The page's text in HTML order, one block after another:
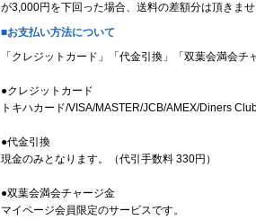
が3,000円を下回った場合、送料の差額分は頂きませ
■お支払い方法について
「クレジットカード」「代金引換」「双葉会満会
●クレジットカード
トキハカード/VISA/MASTER/JCB/AMEX/Diners
●代金引換
現金のみとなります。（代引手数料 330円）
●双葉会満会チャージ金
マイページ会員限定のサービスです。